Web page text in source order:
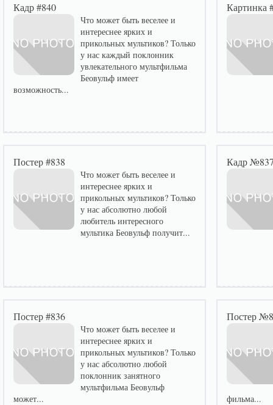
Кадр #840
Что может быть веселее и
интереснее ярких и
прикольных мультиков? Только
у нас каждый поклонник
увлекательного мультфильма
Беовульф имеет
возможность...
Картинка
Постер #838
Что может быть веселее и
интереснее ярких и
прикольных мультиков? Только
у нас абсолютно любой
любитель интересного
мультика Беовульф получит...
Кадр
Постер #836
Что может быть веселее и
интереснее ярких и
прикольных мультиков? Только
у нас абсолютно любой
поклонник занятного
мультфильма Беовульф
может...
Постер
фильма...